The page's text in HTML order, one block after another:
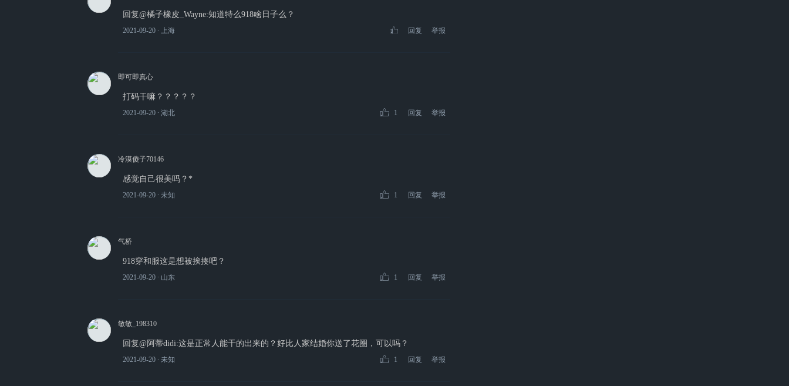
回复@橘子橡皮_Wayne:知道特么918啥日子么？
2021-09-20 ∙ 上海 回复 举报
即可即真心
打码干嘛？？？？？
2021-09-20 ∙ 湖北 1 回复 举报
冷漠傻子70146
感觉自己很美吗？*
2021-09-20 ∙ 未知 1 回复 举报
气桥
918穿和服这是想被挨揍吧？
2021-09-20 ∙ 山东 1 回复 举报
敏敏_198310
回复@阿蒂didi:这是正常人能干的出来的？好比人家结婚你送了花圈，可以吗？
2021-09-20 ∙ 未知 1 回复 举报